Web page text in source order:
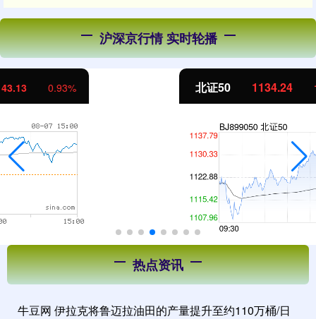
沪深京行情 实时轮播
北证50 11.37 1.01%
热点资讯
牛豆网 伊拉克将鲁迈拉油田的产量提升至约110万桶/日